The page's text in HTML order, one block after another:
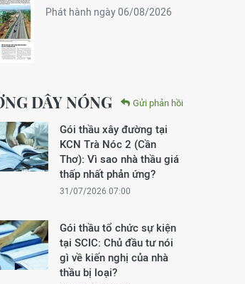
Phát hành ngày 06/08/2026
DÂY NÓNG Gửi phản hồi
Gói thầu xây đường tại
KCN Trà Nóc 2 (Cần
Thơ): Vì sao nhà thầu giá
thấp nhất phản ứng?
31/07/2026 07:00
Gói thầu tổ chức sự kiện
tại SCIC: Chủ đầu tư nói
gì về kiến nghị của nhà
thầu bị loại?